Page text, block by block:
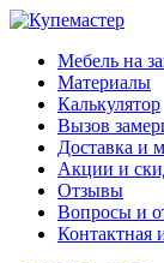
Мебель на
Материалы
Калькулятор
Вызов
Доставка и
Акции и
Отзывы
Вопросы и
Контактная